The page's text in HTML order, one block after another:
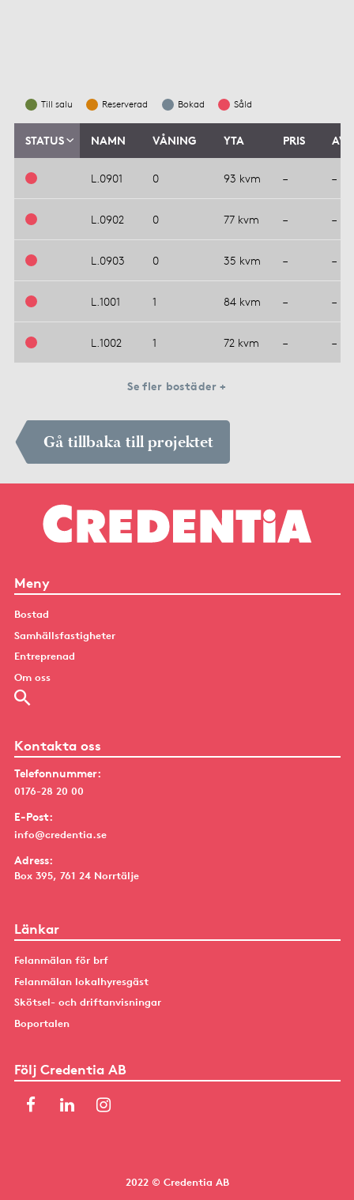
Till salu Reserverad Bokad Såld
STATUS NAMN VÅNING YTA PRIS
L.0901 0 93 kvm – –
L.0902 0 77 kvm – –
L.0903 0 35 kvm – –
L.1001 1 84 kvm – –
L.1002 1 72 kvm – –
Se fler bostäder +
Gå tillbaka till projektet
Meny
Bostad
Samhällsfastigheter
Entreprenad
Om oss
Kontakta oss
Telefonnummer:
0176-28 20 00
E-Post:
info@credentia.se
Adress:
Box 395, 761 24 Norrtälje
Länkar
Felanmälan för brf
Felanmälan lokalhyresgäst
Skötsel- och driftanvisningar
Boportalen
Följ Credentia AB
2022 © Credentia AB